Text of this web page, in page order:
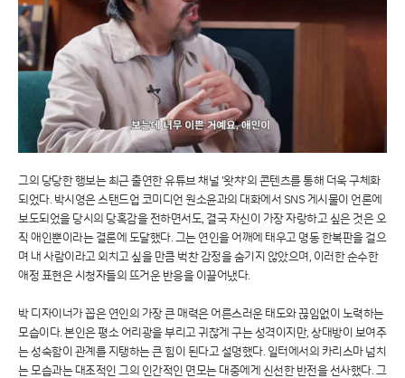
그의 당당한 행보는 최근 출연한 유튜브 채널 '왓챠'의 콘텐츠를 통해 더욱 구체화
되었다. 박시영은 스탠드업 코미디언 원소윤과의 대화에서 SNS 게시물이 언론에
보도되었을 당시의 당혹감을 전하면서도, 결국 자신이 가장 자랑하고 싶은 것은 오
직 애인뿐이라는 결론에 도달했다. 그는 연인을 어깨에 태우고 명동 한복판을 걸으
며 내 사람이라고 외치고 싶을 만큼 벅찬 감정을 숨기지 않았으며, 이러한 순수한
애정 표현은 시청자들의 뜨거운 반응을 이끌어냈다.
박 디자이너가 꼽은 연인의 가장 큰 매력은 어른스러운 태도와 끊임없이 노력하는
모습이다. 본인은 평소 어리광을 부리고 귀찮게 구는 성격이지만, 상대방이 보여주
는 성숙함이 관계를 지탱하는 큰 힘이 된다고 설명했다. 일터에서의 카리스마 넘치
는 모습과는 대조적인 그의 인간적인 면모는 대중에게 신선한 반전을 선사했다. 그